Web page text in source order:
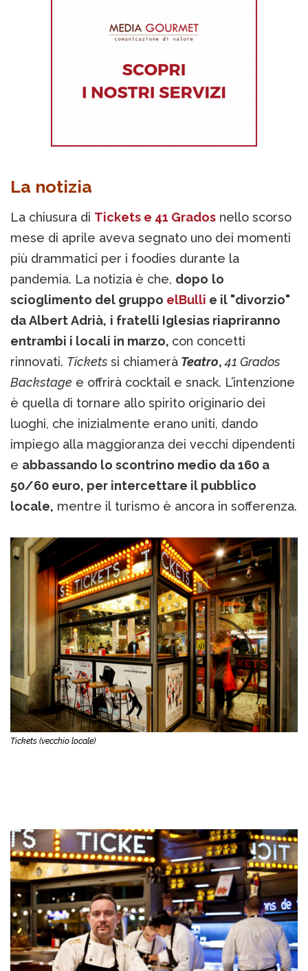
La notizia
La chiusura di Tickets e 41 Grados nello scorso
mese di aprile aveva segnato uno dei momenti
più drammatici per i foodies durante la
pandemia. La notizia è che, dopo lo
scioglimento del gruppo elBulli e il "divorzio"
da Albert Adrià, i fratelli Iglesias riapriranno
entrambi i locali in marzo, con concetti
rinnovati. Tickets si chiamerà Teatro,41 Grados
Backstage e offrirà cocktail e snack. L’intenzione
è quella di tornare allo spirito originario dei
luoghi, che inizialmente erano uniti, dando
impiego alla maggioranza dei vecchi dipendenti
e abbassando lo scontrino medio da 160 a
50/60 euro, per intercettare il pubblico
locale, mentre il turismo è ancora in sofferenza.
Tickets (vecchio locale)